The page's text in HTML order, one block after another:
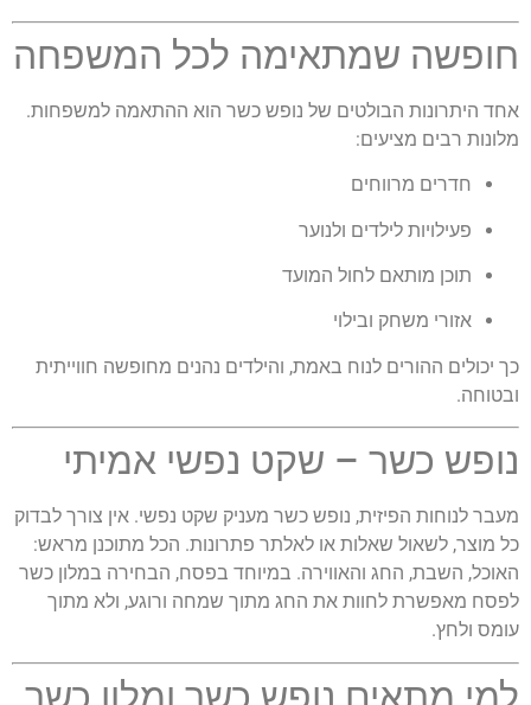
חופשה שמתאימה לכל המשפחה
אחד היתרונות הבולטים של נופש כשר הוא ההתאמה למשפחות.
מלונות רבים מציעים:
חדרים מרווחים
פעילויות לילדים ולנוער
תוכן מותאם לחול המועד
אזורי משחק ובילוי
כך יכולים ההורים לנוח באמת, והילדים נהנים מחופשה חווייתית
ובטוחה.
נופש כשר – שקט נפשי אמיתי
מעבר לנוחות הפיזית, נופש כשר מעניק שקט נפשי. אין צורך לבדוק
כל מוצר, לשאול שאלות או לאלתר פתרונות. הכל מתוכנן מראש:
האוכל, השבת, החג והאווירה. במיוחד בפסח, הבחירה במלון כשר
לפסח מאפשרת לחוות את החג מתוך שמחה ורוגע, ולא מתוך
עומס ולחץ.